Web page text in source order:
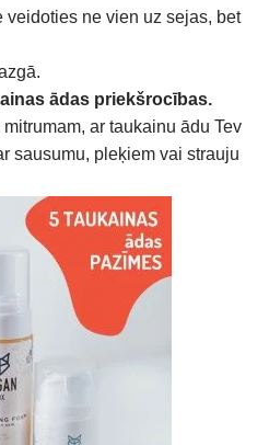
veidoties ne vien uz sejas, bet
ādas priekšrocības.
ar taukainu ādu Tev
sausumu, pleķiem vai strauju